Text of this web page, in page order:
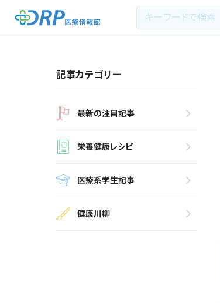
記事カテゴリー
最新の注目記事
栄養健康レシピ
医療系学生記事
健康川柳